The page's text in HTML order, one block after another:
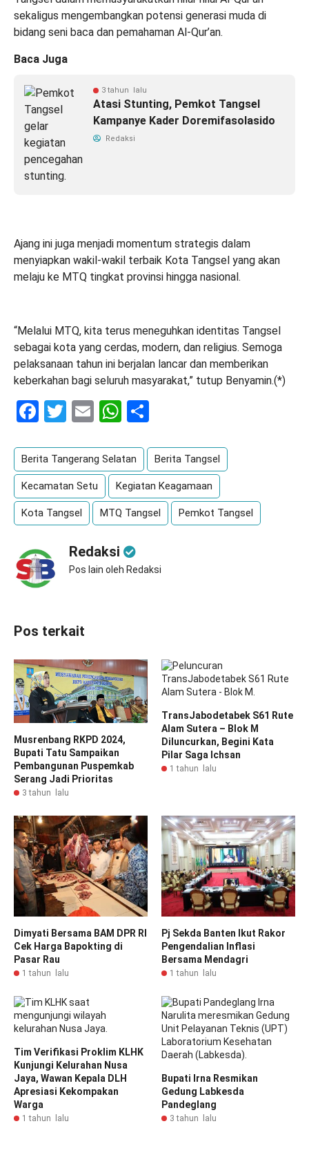
sekaligus mengembangkan potensi generasi muda di
bidang seni baca dan pemahaman Al-Qur’an.
Baca Juga
3 tahun lalu
Atasi Stunting, Pemkot Tangsel
Kampanye Kader Doremifasolasido
Redaksi
Ajang ini juga menjadi momentum strategis dalam
menyiapkan wakil-wakil terbaik Kota Tangsel yang akan
melaju ke MTQ tingkat provinsi hingga nasional.
“Melalui MTQ, kita terus meneguhkan identitas Tangsel
sebagai kota yang cerdas, modern, dan religius. Semoga
pelaksanaan tahun ini berjalan lancar dan memberikan
keberkahan bagi seluruh masyarakat,” tutup Benyamin.(*)
Facebook
Twitter
EmailWhatsApp
Berita Tangerang Selatan Berita Tangsel
Kecamatan Setu Kegiatan Keagamaan
Kota Tangsel MTQ Tangsel Pemkot Tangsel
Redaksi
Pos lain oleh Redaksi
Pos terkait
Musrenbang RKPD 2024,
Bupati Tatu Sampaikan
Pembangunan Puspemkab
Serang Jadi Prioritas
3 tahun lalu
TransJabodetabek S61 Rute
Alam Sutera – Blok M
Diluncurkan, Begini Kata
Pilar Saga Ichsan
1 tahun lalu
Dimyati Bersama BAM DPR RI
Cek Harga Bapokting di
Pasar Rau
1 tahun lalu
Pj Sekda Banten Ikut Rakor
Pengendalian Inflasi
Bersama Mendagri
1 tahun lalu
Tim Verifikasi Proklim KLHK
Kunjungi Kelurahan Nusa
Jaya, Wawan Kepala DLH
Apresiasi Kekompakan
Warga
1 tahun lalu
Bupati Irna Resmikan
Gedung Labkesda
Pandeglang
3 tahun lalu